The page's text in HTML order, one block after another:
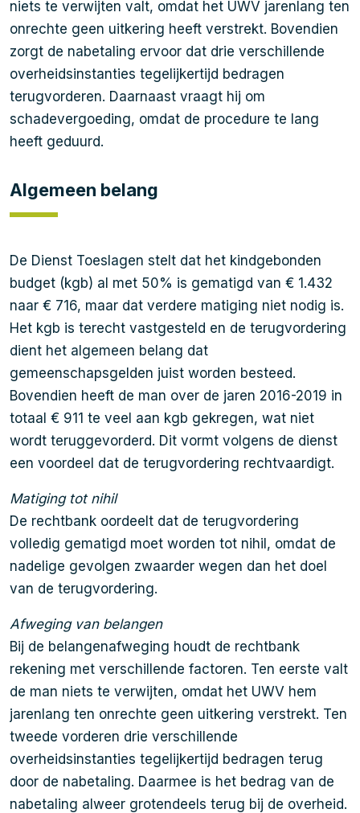
niets te verwijten valt, omdat het UWV jarenlang ten
onrechte geen uitkering heeft verstrekt. Bovendien
zorgt de nabetaling ervoor dat drie verschillende
overheidsinstanties tegelijkertijd bedragen
terugvorderen. Daarnaast vraagt hij om
schadevergoeding, omdat de procedure te lang
heeft geduurd.
Algemeen belang
De Dienst Toeslagen stelt dat het kindgebonden
budget (kgb) al met 50% is gematigd van € 1.432
naar € 716, maar dat verdere matiging niet nodig is.
Het kgb is terecht vastgesteld en de terugvordering
dient het algemeen belang dat
gemeenschapsgelden juist worden besteed.
Bovendien heeft de man over de jaren 2016-2019 in
totaal € 911 te veel aan kgb gekregen, wat niet
wordt teruggevorderd. Dit vormt volgens de dienst
een voordeel dat de terugvordering rechtvaardigt.
Matiging tot nihil
De rechtbank oordeelt dat de terugvordering
volledig gematigd moet worden tot nihil, omdat de
nadelige gevolgen zwaarder wegen dan het doel
van de terugvordering.
Afweging van belangen
Bij de belangenafweging houdt de rechtbank
rekening met verschillende factoren. Ten eerste valt
de man niets te verwijten, omdat het UWV hem
jarenlang ten onrechte geen uitkering verstrekt. Ten
tweede vorderen drie verschillende
overheidsinstanties tegelijkertijd bedragen terug
door de nabetaling. Daarmee is het bedrag van de
nabetaling alweer grotendeels terug bij de overheid.